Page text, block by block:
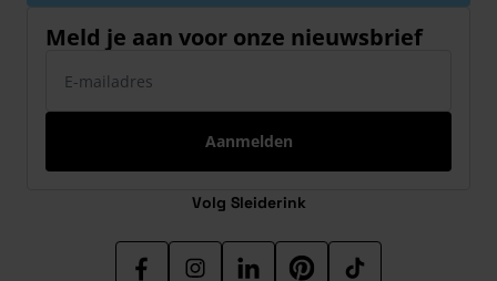
Meld je aan voor onze nieuwsbrief
Aanmelden
Volg Sleiderink